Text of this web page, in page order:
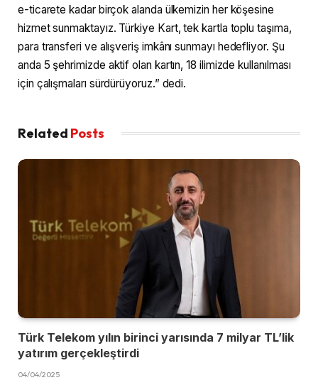
e-ticarete kadar birçok alanda ülkemizin her köşesine
hizmet sunmaktayız. Türkiye Kart, tek kartla toplu taşıma,
para transferi ve alışveriş imkânı sunmayı hedefliyor. Şu
anda 5 şehrimizde aktif olan kartın, 18 ilimizde kullanılması
için çalışmaları sürdürüyoruz.” dedi.
Related Posts
Türk Telekom yılın birinci yarısında 7 milyar TL’lik
yatırım gerçekleştirdi
04/04/2025